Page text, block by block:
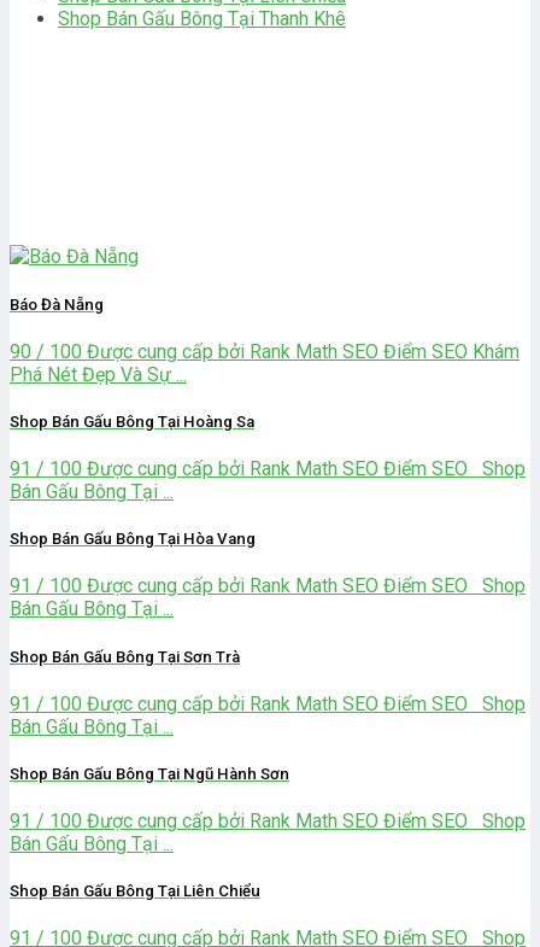
Shop Bán Gấu Bông Tại Thanh Khê
Báo Đà Nẵng
90 / 100 Được cung cấp bởi Rank Math SEO Điểm SEO Khám
Phá Nét Đẹp Và Sự ...
Shop Bán Gấu Bông Tại Hoàng Sa
91 / 100 Được cung cấp bởi Rank Math SEO Điểm SEO Shop
Bán Gấu Bông Tại ...
Shop Bán Gấu Bông Tại Hòa Vang
91 / 100 Được cung cấp bởi Rank Math SEO Điểm SEO Shop
Bán Gấu Bông Tại ...
Shop Bán Gấu Bông Tại Sơn Trà
91 / 100 Được cung cấp bởi Rank Math SEO Điểm SEO Shop
Bán Gấu Bông Tại ...
Shop Bán Gấu Bông Tại Ngũ Hành Sơn
91 / 100 Được cung cấp bởi Rank Math SEO Điểm SEO Shop
Bán Gấu Bông Tại ...
Shop Bán Gấu Bông Tại Liên Chiểu
91 / 100 Được cung cấp bởi Rank Math SEO Điểm SEO Shop